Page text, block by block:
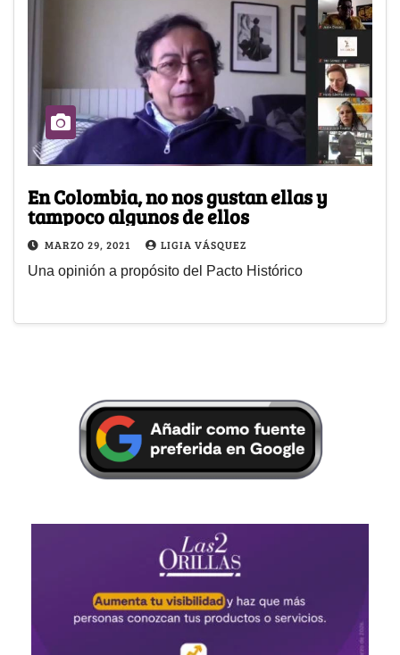
En Colombia, no nos gustan ellas y
tampoco algunos de ellos
MARZO 29, 2021 LIGIA VÁSQUEZ
Una opinión a propósito del Pacto Histórico